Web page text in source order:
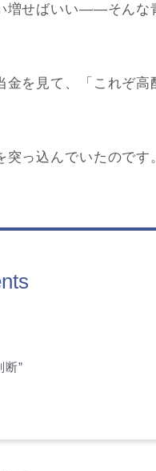
増せばいい——そんな
を見て、「これぞ高
っ込んでいたのです
断”